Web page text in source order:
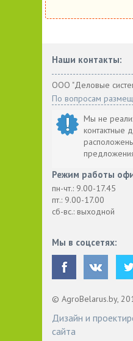
Наши контакты:
ООО "Деловые
По вопросам
Мы не
контактные
Режим работы
пн-чт.: 9.00-17.45
пт.: 9.00-17.00
сб-вс.: выходной
Мы в соцсетях:
© AgroBelarus.by,
Дизайн и
сайта